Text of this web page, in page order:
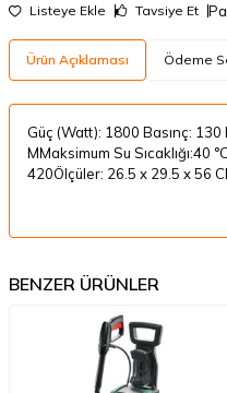
Listeye Ekle Tavsiye Et
Ürün Açıklaması Ödeme
Güç (Watt): 1800 Basınç:
MMaksimum Su Sıcaklığı:40
420Ölçüler: 26.5 x 29.5 x 56
BENZER ÜRÜNLER